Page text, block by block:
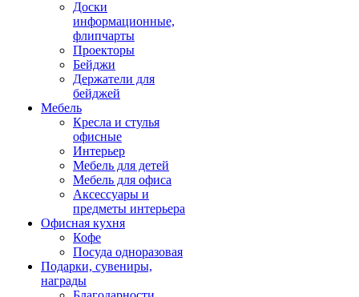
Доски
информационные,
флипчарты
Проекторы
Бейджи
Держатели для
бейджей
Мебель
Кресла и стулья
офисные
Интерьер
Мебель для детей
Мебель для офиса
Аксессуары и
предметы интерьера
Офисная кухня
Кофе
Посуда одноразовая
Подарки, сувениры,
награды